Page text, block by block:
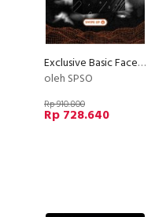
Exclusive Basic Facebook Instagram Ads
oleh SPSO
Rp 910.800
Rp 728.640